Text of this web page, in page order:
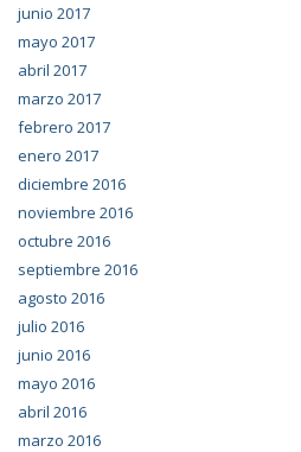
junio 2017
mayo 2017
abril 2017
marzo 2017
febrero 2017
enero 2017
diciembre 2016
noviembre 2016
octubre 2016
septiembre 2016
agosto 2016
julio 2016
junio 2016
mayo 2016
abril 2016
marzo 2016